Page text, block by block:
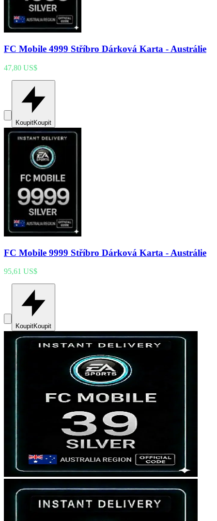
FC Mobile 4999 Stříbro Dárková Karta - Austrálie
47,80 US$
KoupitKoupit
FC Mobile 9999 Stříbro Dárková Karta - Austrálie
95,61 US$
KoupitKoupit